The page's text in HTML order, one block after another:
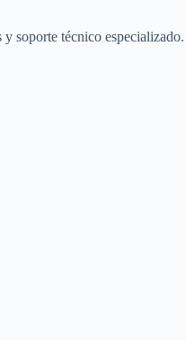
soporte técnico especializado.